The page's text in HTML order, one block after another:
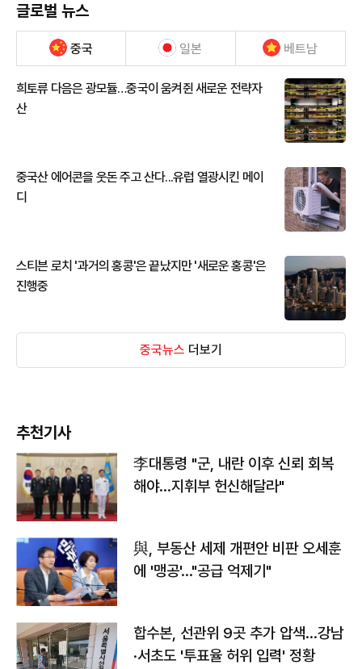
글로벌 뉴스
중국 일본 베트남
희토류 다음은 광모듈…중국이 움켜쥔 새로운 전략자
산
중국산 에어콘을 웃돈 주고 산다...유럽 열광시킨 메이
디
스티븐 로치 '과거의 홍콩'은 끝났지만 '새로운 홍콩'은
진행중
중국뉴스 더보기
추천기사
李대통령 "군, 내란 이후 신뢰 회복
해야…지휘부 헌신해달라"
與, 부동산 세제 개편안 비판 오세훈
에 '맹공'…"공급 억제기"
합수본, 선관위 9곳 추가 압색…강남
·서초도 '투표율 허위 입력' 정황